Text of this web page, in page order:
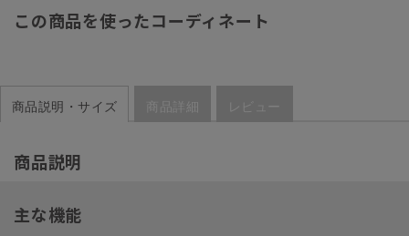
この商品を使ったコーディネート
商品説明・サイズ 商品詳細 レビュー
商品説明
主な機能